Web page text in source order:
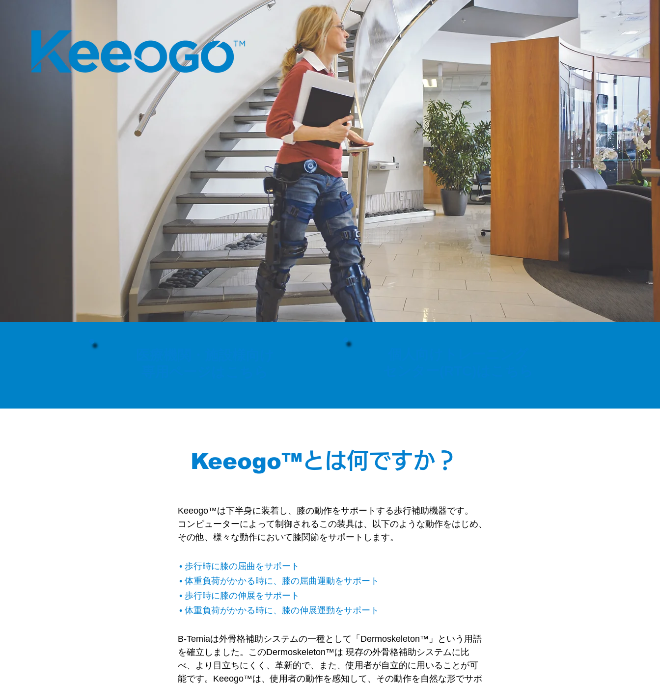
Keeogo™とは何ですか？
Keeogo™は下半身に装着し、膝の動作をサポートする歩行補助機器です。
コンピューターによって制御されるこの装具は、以下のような動作をはじめ、
その他、様々な動作において膝関節をサポートします。
• 歩行時に膝の屈曲をサポート
• 体重負荷がかかる時に、膝の屈曲運動をサポート
• 歩行時に膝の伸展をサポート
• 体重負荷がかかる時に、膝の伸展運動をサポート
B-Temiaは外骨格補助システムの一種として「Dermoskeleton™」という用語
を確立しました。このDermoskeleton™は 現存の外骨格補助システムに比
べ、より目立ちにくく、革新的で、また、使用者が自立的に用いることが可
能です。Keeogo™は、使用者の動作を感知して、その動作を自然な形でサポ